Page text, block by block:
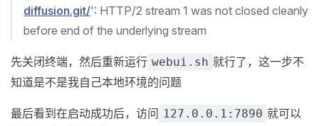
diffusion.git/': HTTP/2 stream 1 was not closed cleanly
before end of the underlying stream
先关闭终端，然后重新运行 webui.sh 就行了，这一步不
知道是不是我自己本地环境的问题
最后看到在启动成功后，访问 127.0.0.1:7890 就可以